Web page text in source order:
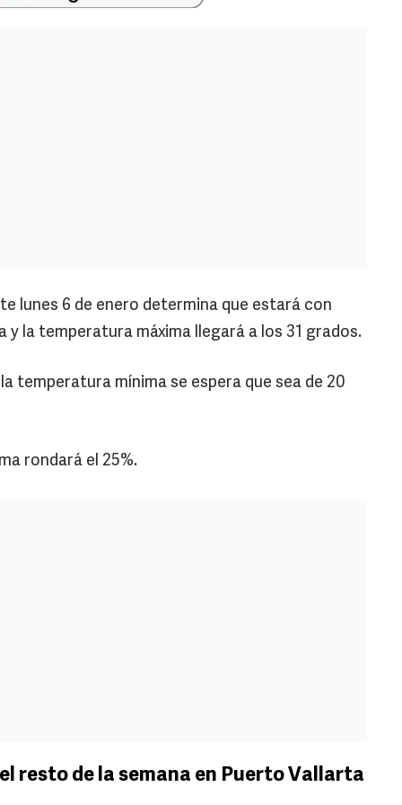
lunes 6 de enero determina que estará con
y la temperatura máxima llegará a los 31 grados.
temperatura mínima se espera que sea de 20
rondará el 25%.
resto de la semana en Puerto Vallarta